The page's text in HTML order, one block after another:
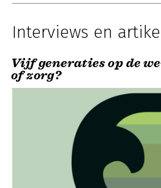
Interviews en
Vijf generaties op de
of zorg?